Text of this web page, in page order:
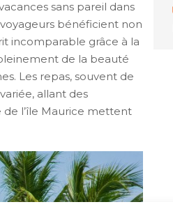
sans pareil dans
bénéficient non
incomparable grâce à la
de la beauté
Les repas, souvent de
allant des
de l’île Maurice mettent